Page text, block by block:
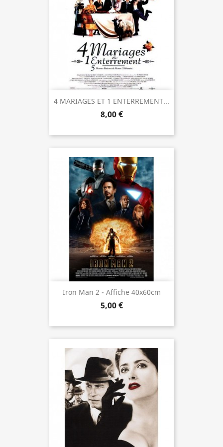
4 MARIAGES ET 1 ENTERREMENT...
8,00 €
Iron Man 2 - Affiche 40x60cm
5,00 €